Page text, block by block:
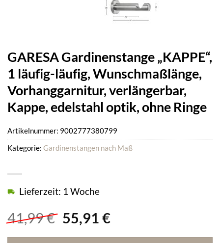
GARESA Gardinenstange „KAPPE“,
1 läufig-läufig, Wunschmaßlänge,
Vorhanggarnitur, verlängerbar,
Kappe, edelstahl optik, ohne Ringe
41,99€ Ursprünglicher
55,91 €Aktueller
Lieferzeit: 1 Woche
Artikelnummer: 9002777380799
Kategorie: Gardinenstangen nach Maß